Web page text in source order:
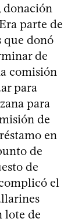
donación
parte de
que donó
de
comisión
para
para
de
en
de
de
el
lote de